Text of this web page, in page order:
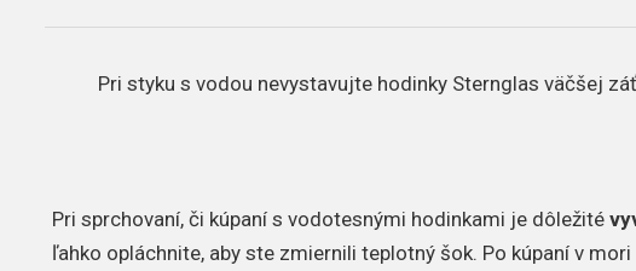
Pri styku s vodou nevystavujte hodinky Sternglas väčšej
Pri sprchovaní, či kúpaní s vodotesnými hodinkami je dôležité
ľahko opláchnite, aby ste zmiernili teplotný šok. Po kúpaní v